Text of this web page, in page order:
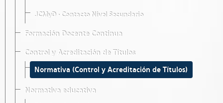
JCMyD · Contacto Nivel Secundario
Formación Docente Continua
Control y Acreditación de Títulos
Normativa (Control y Acreditación de Títulos)
Normativa educativa